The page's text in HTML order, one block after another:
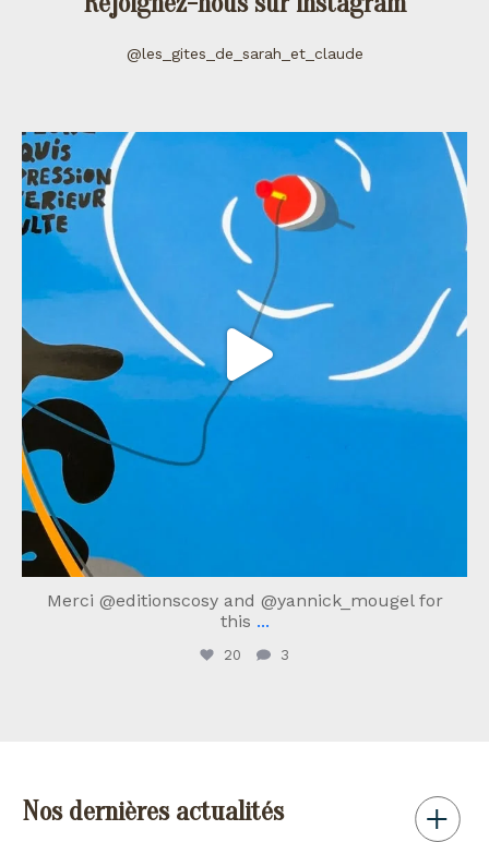
@les_gites_de_sarah_et_claude
les_gites_de_sarah_et_claude
Merci @editionscosy and @yannick_mougel for
this ...
20 3
Nos dernières actualités